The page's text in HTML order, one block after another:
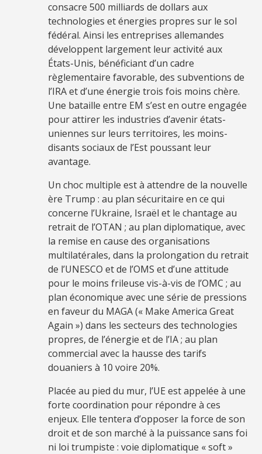
consacre 500 milliards de dollars aux
technologies et énergies propres sur le sol
fédéral. Ainsi les entreprises allemandes
développent largement leur activité aux
États-Unis, bénéficiant d’un cadre
règlementaire favorable, des subventions de
l’IRA et d’une énergie trois fois moins chère.
Une bataille entre EM s’est en outre engagée
pour attirer les industries d’avenir états-
uniennes sur leurs territoires, les moins-
disants sociaux de l’Est poussant leur
avantage.
Un choc multiple est à attendre de la nouvelle
ère Trump : au plan sécuritaire en ce qui
concerne l’Ukraine, Israël et le chantage au
retrait de l’OTAN ; au plan diplomatique, avec
la remise en cause des organisations
multilatérales, dans la prolongation du retrait
de l’UNESCO et de l’OMS et d’une attitude
pour le moins frileuse vis-à-vis de l’OMC ; au
plan économique avec une série de pressions
en faveur du MAGA (« Make America Great
Again ») dans les secteurs des technologies
propres, de l’énergie et de l’IA ; au plan
commercial avec la hausse des tarifs
douaniers à 10 voire 20%.
Placée au pied du mur, l’UE est appelée à une
forte coordination pour répondre à ces
enjeux. Elle tentera d’opposer la force de son
droit et de son marché à la puissance sans foi
ni loi trumpiste : voie diplomatique « soft »